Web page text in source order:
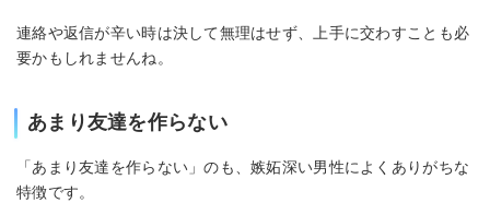
連絡や返信が辛い時は決して無理はせず、上手に交わすことも必
要かもしれませんね。
あまり友達を作らない
「あまり友達を作らない」のも、嫉妬深い男性によくありがちな
特徴です。